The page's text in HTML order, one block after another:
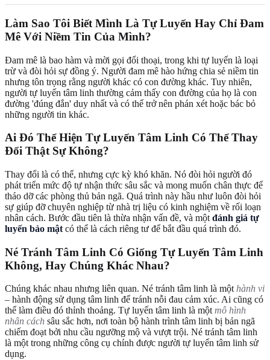
Làm Sao Tôi Biết Mình Là Tự Luyến Hay Chỉ Đam
Mê Với Niềm Tin Của Mình?
Đam mê là bao hàm và mời gọi đối thoại, trong khi tự luyến là loại
trừ và đòi hỏi sự đồng ý. Người đam mê hào hứng chia sẻ niềm tin
nhưng tôn trọng rằng người khác có con đường khác. Tuy nhiên,
người tự luyến tâm linh thường cảm thấy con đường của họ là con
đường 'đúng đắn' duy nhất và có thể trở nên phán xét hoặc bác bỏ
những người tin khác.
Ai Đó Thể Hiện Tự Luyến Tâm Linh Có Thể Thay
Đổi Thật Sự Không?
Thay đổi là có thể, nhưng cực kỳ khó khăn. Nó đòi hỏi người đó
phát triển mức độ tự nhận thức sâu sắc và mong muốn chân thực để
tháo dỡ các phòng thủ bản ngã. Quá trình này hầu như luôn đòi hỏi
sự giúp đỡ chuyên nghiệp từ nhà trị liệu có kinh nghiệm về rối loạn
nhân cách. Bước đầu tiên là thừa nhận vấn đề, và một đánh giá tự
luyến bảo mật có thể là cách riêng tư để bắt đầu quá trình đó.
Né Tránh Tâm Linh Có Giống Tự Luyến Tâm Linh
Không, Hay Chúng Khác Nhau?
Chúng khác nhau nhưng liên quan. Né tránh tâm linh là mộthành vi
– hành động sử dụng tâm linh để tránh nỗi đau cảm xúc. Ai cũng có
thể làm điều đó thỉnh thoảng. Tự luyến tâm linh là mộtmô hình
nhân cách sâu sắc hơn, nơi toàn bộ hành trình tâm linh bị bản ngã
chiếm đoạt bởi nhu cầu ngưỡng mộ và vượt trội. Né tránh tâm linh
là một trong những công cụ chính được người tự luyến tâm linh sử
dụng.